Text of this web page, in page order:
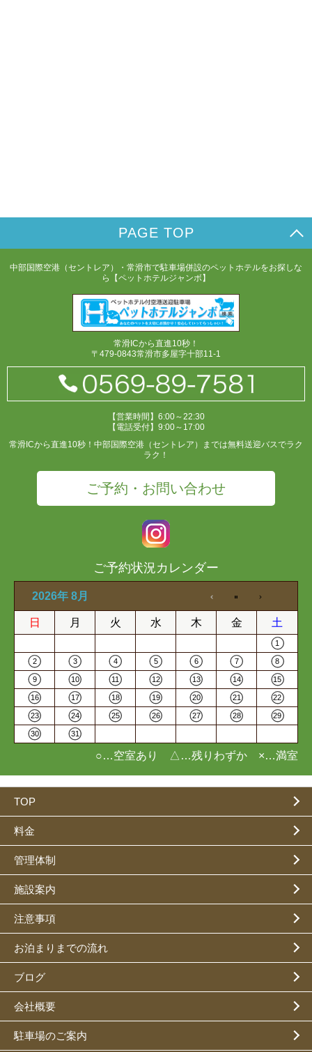
PAGE TOP
中部国際空港（セントレア）・常滑市で駐車場併設のペットホテルをお探しな
ら【ペットホテルジャンボ】
常滑ICから直進10秒！
〒479-0843常滑市多屋字十部11-1
【営業時間】6:00～22:30
【電話受付】9:00～17:00
常滑ICから直進10秒！中部国際空港（セントレア）までは無料送迎バスでラク
ラク！
ご予約・お問い合わせ
ご予約状況カレンダー
2026年 8月
日 月 火 水 木 金 土
1
2 3 4 5 6 7 8
9 10 11 12 13 14 15
16 17 18 19 20 21 22
23 24 25 26 27 28 29
30 31
○…空室あり △…残りわずか ×…満室
TOP
料金
管理体制
施設案内
注意事項
お泊まりまでの流れ
ブログ
会社概要
駐車場のご案内